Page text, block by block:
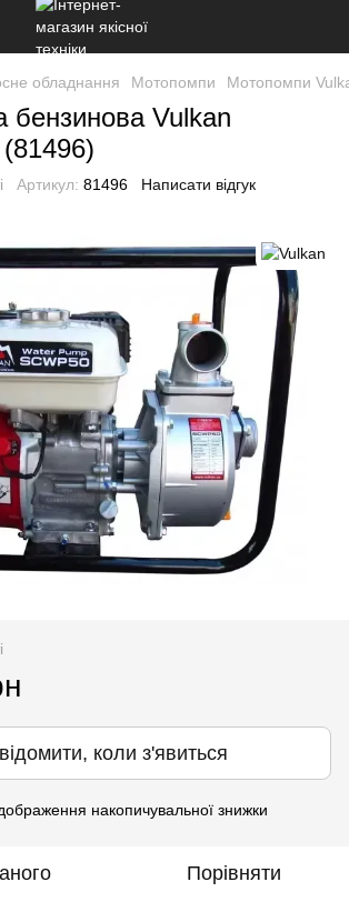
обладнання Мотопомпи Мотопомпи
бензинова Vulkan
Артикул: 81496 Написати відгук
коли з'явиться
накопичувальної знижки
Порівняти